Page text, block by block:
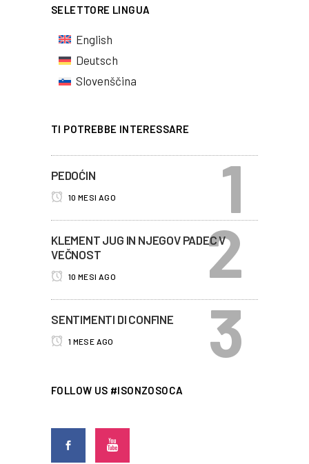
SELETTORE LINGUA
English
Deutsch
Slovenščina
TI POTREBBE INTERESSARE
PEDOĆIN
10 MESI AGO
KLEMENT JUG IN NJEGOV PADEC V
VEČNOST
10 MESI AGO
SENTIMENTI DI CONFINE
1 MESE AGO
FOLLOW US #ISONZOSOCA